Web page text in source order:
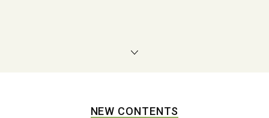
NEW CONTENTS